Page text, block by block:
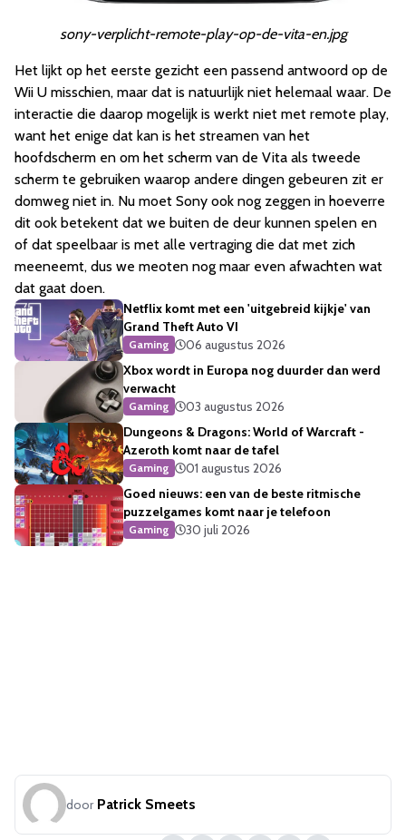
sony-verplicht-remote-play-op-de-vita-en.jpg
Het lijkt op het eerste gezicht een passend antwoord op de
Wii U misschien, maar dat is natuurlijk niet helemaal waar. De
interactie die daarop mogelijk is werkt niet met remote play,
want het enige dat kan is het streamen van het
hoofdscherm en om het scherm van de Vita als tweede
scherm te gebruiken waarop andere dingen gebeuren zit er
domweg niet in. Nu moet Sony ook nog zeggen in hoeverre
dit ook betekent dat we buiten de deur kunnen spelen en
of dat speelbaar is met alle vertraging die dat met zich
meeneemt, dus we meoten nog maar even afwachten wat
dat gaat doen.
Netflix komt met een 'uitgebreid kijkje' van
Grand Theft Auto VI
Gaming
06 augustus 2026
Xbox wordt in Europa nog duurder dan werd
verwacht
Gaming
03 augustus 2026
Dungeons & Dragons: World of Warcraft -
Azeroth komt naar de tafel
Gaming
01 augustus 2026
Goed nieuws: een van de beste ritmische
puzzelgames komt naar je telefoon
Gaming 30 juli 2026
door Patrick Smeets